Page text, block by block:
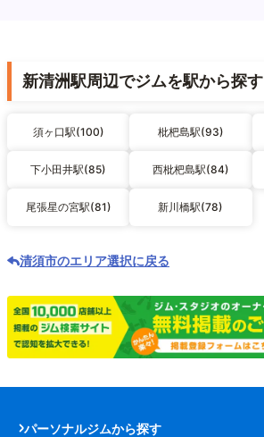
新清洲駅周辺でジムを駅から探す
須ヶ口駅(100) 枇杷島駅(93)
下小田井駅(85) 西枇杷島駅(84)
尾張星の宮駅(81) 新川橋駅(78)
清須市のエリア選択に戻る
パーソナルジムから探す